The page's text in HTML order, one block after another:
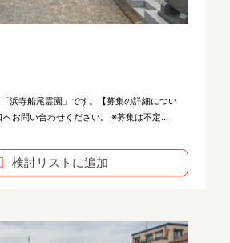
浜寺船尾霊園」です。【募集の詳細につい
お問い合わせください。 ※募集は不定...
検討リストに追加